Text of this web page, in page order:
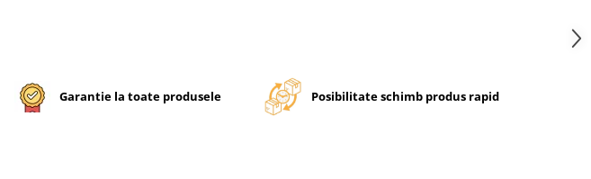
Garantie la toate produsele Posibilitate schimb produs rapid